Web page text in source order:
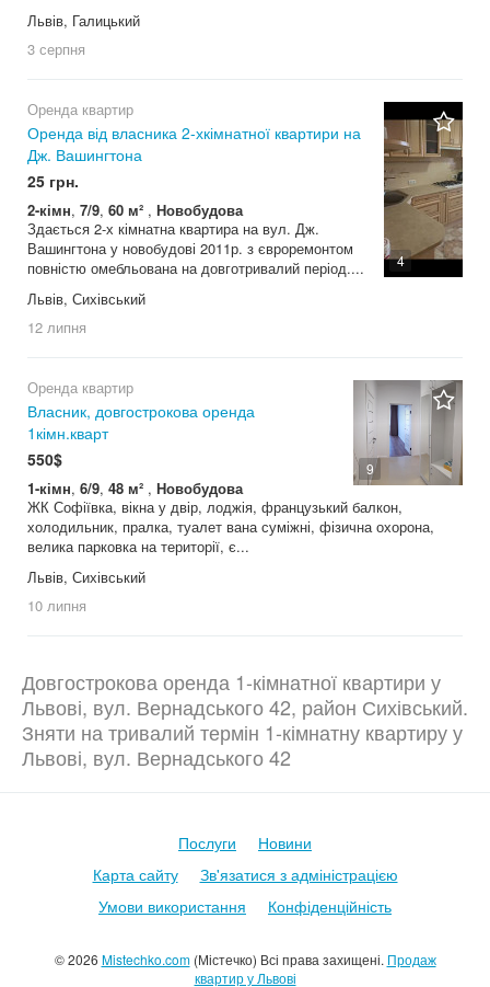
Львів, Галицький
3 серпня
4
Оренда квартир
Оренда від власника 2-хкімнатної квартири на
Дж. Вашингтона
25 грн.
2-кімн, 7/9, 60 м² , Новобудова
Здається 2-х кімнатна квартира на вул. Дж.
Вашингтона у новобудові 2011р. з євроремонтом
повністю омебльована на довготривалий період....
Львів, Сихівський
12 липня
9
Оренда квартир
Власник, довгострокова оренда
1кімн.кварт
550$
1-кімн, 6/9, 48 м² , Новобудова
ЖК Софіївка, вікна у двір, лоджія, французький балкон,
холодильник, пралка, туалет вана суміжні, фізична охорона,
велика парковка на території, є...
Львів, Сихівський
10 липня
Довгострокова оренда 1-кімнатної квартири у
Львові, вул. Вернадського 42, район Сихівський.
Зняти на тривалий термін 1-кімнатну квартиру у
Львові, вул. Вернадського 42
© 2026 Mistechko.com(Містечко) Всі права захищені. Продаж
квартир у Львові
Послуги
Новини
Карта сайту
Зв'язатися з адміністрацією
Умови використання
Конфіденційність